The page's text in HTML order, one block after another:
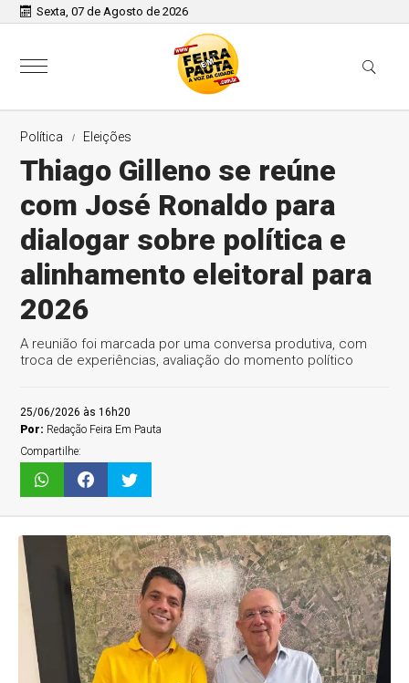
Sexta, 07 de Agosto de 2026
Política Eleições
Thiago Gilleno se reúne
com José Ronaldo para
dialogar sobre política e
alinhamento eleitoral para
2026
A reunião foi marcada por uma conversa produtiva, com
troca de experiências, avaliação do momento político
25/06/2026 às 16h20
Por: Redação Feira Em Pauta
Compartilhe: